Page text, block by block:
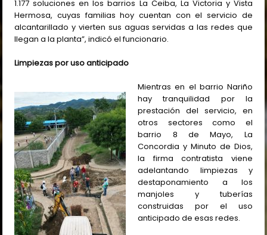
1.177 soluciones en los barrios La Ceiba, La Victoria y Vista
Hermosa, cuyas familias hoy cuentan con el servicio de
alcantarillado y vierten sus aguas servidas a las redes que
llegan a la planta”, indicó el funcionario.
Limpiezas por uso anticipado
Mientras en el barrio Nariño
hay tranquilidad por la
prestación del servicio, en
otros sectores como el
barrio 8 de Mayo, La
Concordia y Minuto de Dios,
la firma contratista viene
adelantando limpiezas y
destaponamiento a los
manjoles y tuberías
construidas por el uso
anticipado de esas redes.